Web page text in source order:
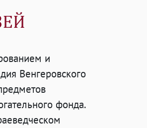
и
Венгеровского
фонда.